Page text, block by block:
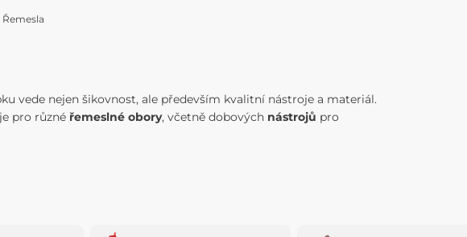
Řemesla
vede nejen šikovnost, ale především kvalitní nástroje a materiál.
pro různé řemeslné obory, včetně dobových nástrojů pro